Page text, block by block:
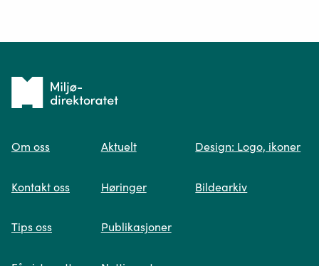
Spør oss
søk og viser deg vår mest relevante
Tilbake
forsiden
Om oss
Kontakt oss
Tips oss
Aktuelt
Høringer
Publikasjoner
Design: Logo, ikoner
Bildearkiv